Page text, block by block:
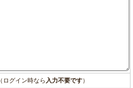
ログイン時なら 入力不要です）